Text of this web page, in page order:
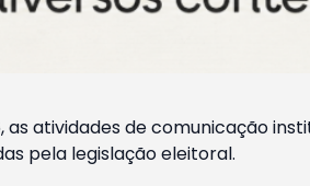
as atividades de comunicação
pela legislação eleitoral.